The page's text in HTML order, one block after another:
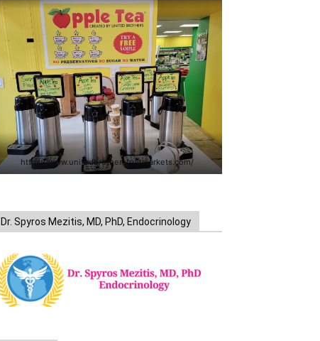
https://www.unitedbrothersfruitmarkets.com/
Dr. Spyros Mezitis, MD, PhD, Endocrinology